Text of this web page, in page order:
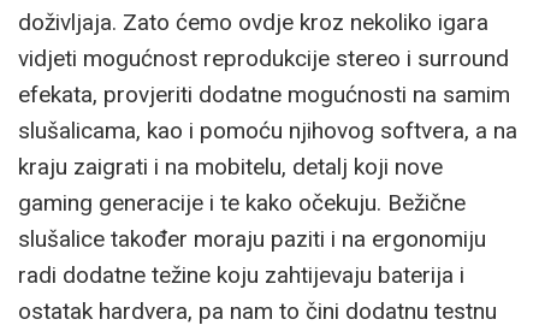
doživljaja. Zato ćemo ovdje kroz nekoliko igara
vidjeti mogućnost reprodukcije stereo i surround
efekata, provjeriti dodatne mogućnosti na samim
slušalicama, kao i pomoću njihovog softvera, a na
kraju zaigrati i na mobitelu, detalj koji nove
gaming generacije i te kako očekuju. Bežične
slušalice također moraju paziti i na ergonomiju
radi dodatne težine koju zahtijevaju baterija i
ostatak hardvera, pa nam to čini dodatnu testnu